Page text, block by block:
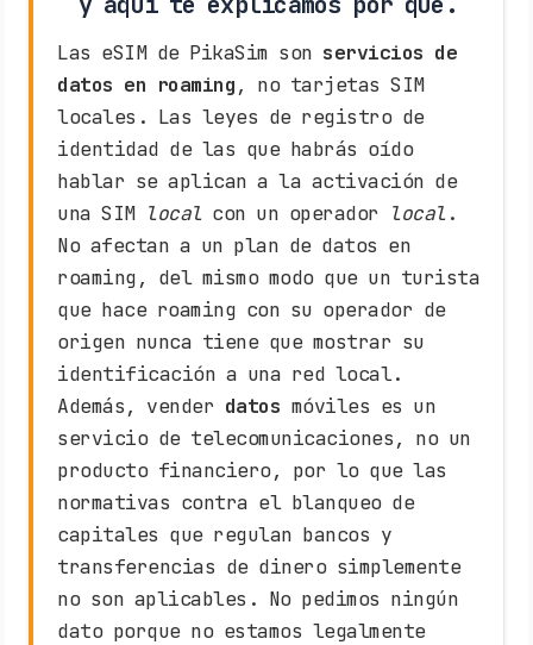
Las eSIM de PikaSim son servicios de
datos en roaming, no tarjetas SIM
locales. Las leyes de registro de
identidad de las que habrás oído
hablar se aplican a la activación de
una SIM local con un operador local .
No afectan a un plan de datos en
roaming, del mismo modo que un turista
que hace roaming con su operador de
origen nunca tiene que mostrar su
identificación a una red local.
Además, vender datos móviles es un
servicio de telecomunicaciones, no un
producto financiero, por lo que las
normativas contra el blanqueo de
capitales que regulan bancos y
transferencias de dinero simplemente
no son aplicables. No pedimos ningún
dato porque no estamos legalmente